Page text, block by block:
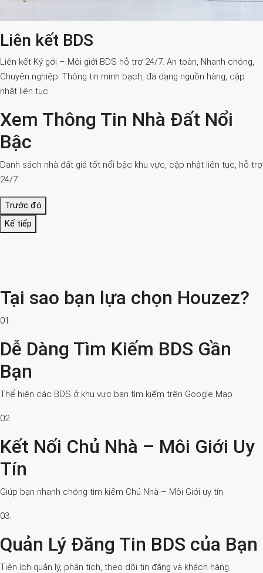
Liên kết BDS
Liên kết Ký gởi – Môi giới BDS hỗ trợ 24/7. An toàn, Nhanh chóng,
Chuyên nghiệp. Thông tin minh bạch, đa dạng nguồn hàng, cập
nhật liên tục.
Xem Thông Tin Nhà Đất Nổi
Bậc
Danh sách nhà đất giá tốt nổi bậc khu vực, cập nhật liên tục, hỗ trợ
24/7
Trước đó
Kế tiếp
Tại sao bạn lựa chọn Houzez?
01.
Dễ Dàng Tìm Kiếm BDS Gần
Bạn
Thể hiện các BDS ở khu vực bạn tìm kiếm trên Google Map.
02.
Kết Nối Chủ Nhà – Môi Giới Uy
Tín
Giúp bạn nhanh chóng tìm kiếm Chủ Nhà – Môi Giới uy tín.
03.
Quản Lý Đăng Tin BDS của Bạn
Tiện ích quản lý, phân tích, theo dõi tin đăng và khách hàng.